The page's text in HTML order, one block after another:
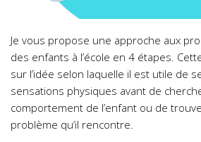
Je vous propose une approche aux
des enfants à l’école en 4 étapes.
sur l’idée selon laquelle il est utile de
sensations physiques avant de
comportement de l’enfant ou de
problème qu’il rencontre.